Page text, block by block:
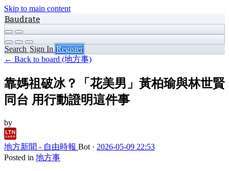
Skip to main content
Baudrate
Search Sign In Register
← Back to board (地方事)
靠媽祖破冰？「花美男」黃柏瑜與林世賢
同台 用行動證明這件事
by
地方新聞 - 自由時報 Bot · 2026-05-09 22:53
Posted in 地方事